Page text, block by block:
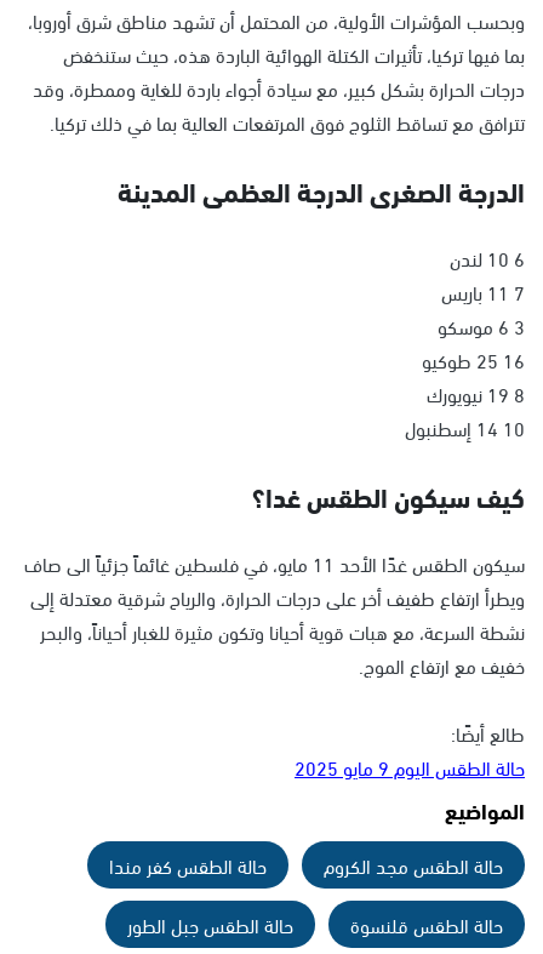
وبحسب المؤشرات الأولية، من المحتمل أن تشهد مناطق شرق أوروبا،
بما فيها تركيا، تأثيرات الكتلة الهوائية الباردة هذه، حيث ستنخفض
درجات الحرارة بشكل كبير، مع سيادة أجواء باردة للغاية وممطرة، وقد
تترافق مع تساقط الثلوج فوق المرتفعات العالية بما في ذلك تركيا.
الدرجة الصغرى الدرجة العظمى المدينة
6 10 لندن
7 11 باريس
3 6 موسكو
16 25 طوكيو
8 19 نيويورك
10 14 إسطنبول
كيف سيكون الطقس غدا؟
سيكون الطقس غدًا الأحد 11 مايو، في فلسطين غائماً جزئياً الى صاف
ويطرأ ارتفاع طفيف أخر على درجات الحرارة، والرياح شرقية معتدلة إلى
نشطة السرعة، مع هبات قوية أحيانا وتكون مثيرة للغبار أحياناً، والبحر
خفيف مع ارتفاع الموج.
طالع أيضًا:
حالة الطقس اليوم 9 مايو 2025
المواضيع
حالة الطقس مجد الكروم
حالة الطقس كفر مندا
حالة الطقس قلنسوة
حالة الطقس جبل الطور